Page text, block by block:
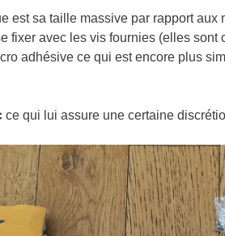
est sa taille massive par rapport
fixer avec les vis fournies (elles
adhésive ce qui est encore plus
ce qui lui assure une certaine